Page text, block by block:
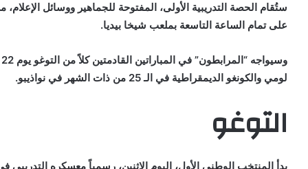
ستُقام الحصة التدريبية الأولى، المفتوحة للجماهير ووسائل الإعلام،
على تمام الساعة التاسعة بملعب شيخا بيديا.
لومي والكونغو الديمقراطية في الـ 25 من ذات الشهر في نواذيبو.
التوغو
بدأ المنتخب الوطني الأول، اليوم الاثنين، رسمياً معسكره التدريبي